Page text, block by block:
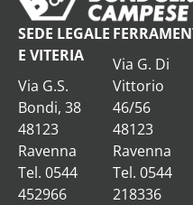
SEDE LEGALE
E VITERIA
Via G.S.
Bondi, 38
48123
Ravenna
Tel. 0544
452966
Via G. Di
Vittorio
46/56
48123
Ravenna
Tel. 0544
218336